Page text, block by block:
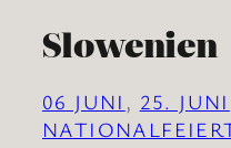
Slowenien
06 JUNI , 25. JUNI